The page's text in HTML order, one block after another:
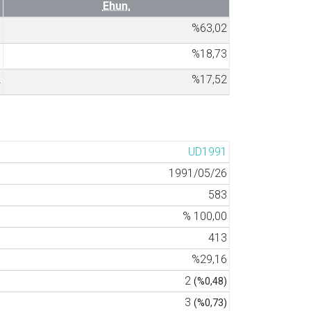
Ehun.
%63,02
%18,73
%17,52
UD1991
1991/05/26
583
% 100,00
413
%29,16
2 (%0,48)
3 (%0,73)